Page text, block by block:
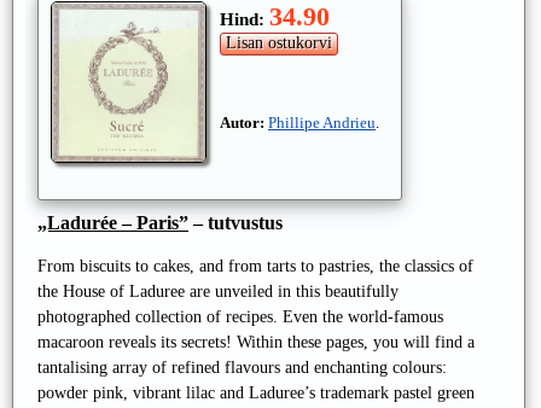
Hind: 34.90
Autor: Phillipe Andrieu.
„Ladurée – Paris”– tutvustus
From biscuits to cakes, and from tarts to pastries, the classics of
the House of Laduree are unveiled in this beautifully
photographed collection of recipes. Even the world-famous
macaroon reveals its secrets! Within these pages, you will find a
tantalising array of refined flavours and enchanting colours:
powder pink, vibrant lilac and Laduree’s trademark pastel green